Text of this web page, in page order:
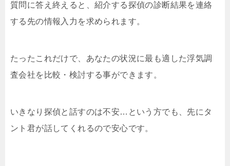
質問に答え終えると、紹介する探偵の診断結果を連絡
する先の情報入力を求められます。
たったこれだけで、あなたの状況に最も適した浮気調
査会社を比較・検討する事ができます。
いきなり探偵と話すのは不安…という方でも、先にタ
ント君が話してくれるので安心です。